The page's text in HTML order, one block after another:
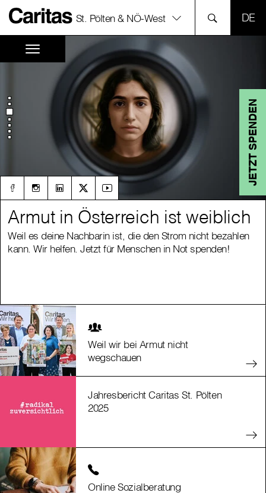
St. Pölten & NÖ-West
JETZT SPENDEN
Armut in Österreich ist weiblich
Weil es deine Nachbarin ist, die den Strom nicht bezahlen
kann. Wir helfen. Jetzt für Menschen in Not spenden!
Armut in Österreich ist weiblich
Weil es deine Nachbarin ist, die den Strom nicht bezahlen
kann. Wir helfen. Jetzt für Menschen in Not spenden!
Weil wir bei Armut nicht
wegschauen
Jahresbericht Caritas St. Pölten
2025
Online Sozialberatung